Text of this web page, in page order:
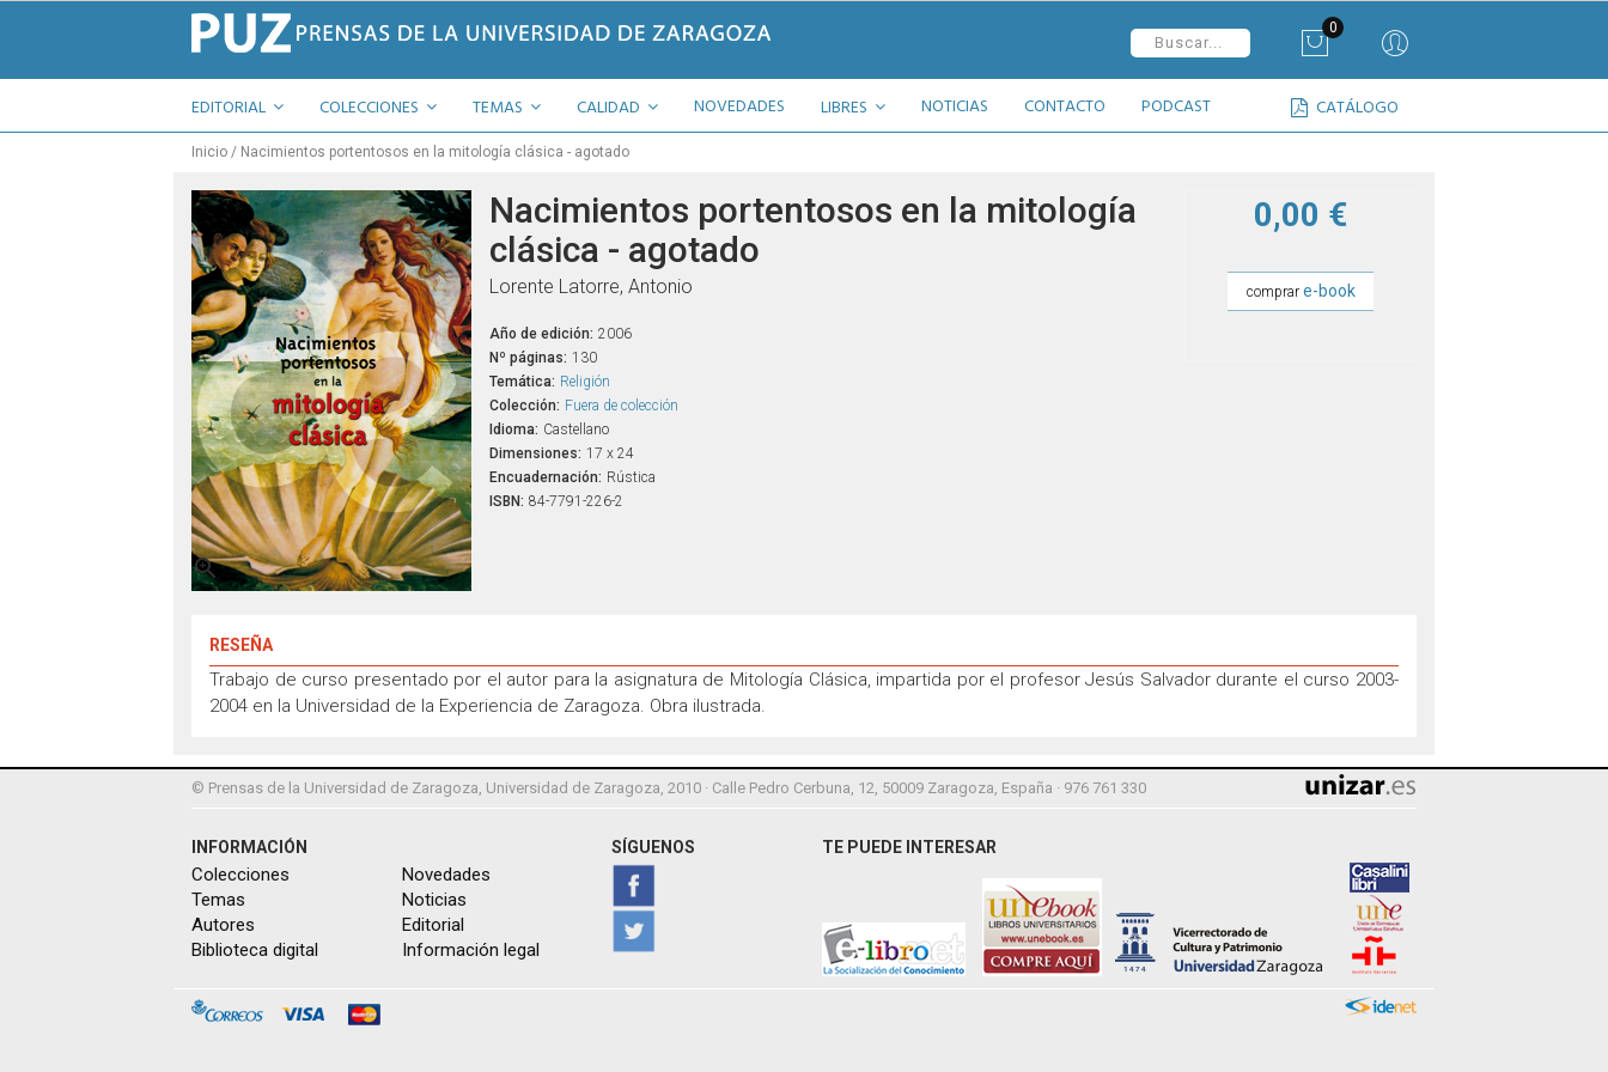
0
EDITORIAL COLECCIONES TEMAS CATÁLOGO
CALIDAD NOVEDADES LIBRES NOTICIAS CONTACTO PODCAST
Inicio Nacimientos portentosos en la mitología clásica - agotado

Nacimientos portentosos en la mitología
clásica - agotado
Lorente Latorre, Antonio
Año de edición: 2006
Nº páginas: 130
Temática: Religión
Colección: Fuera de colección
Idioma: Castellano
Dimensiones: 17 x 24
Encuadernación: Rústica
ISBN: 84-7791-226-2
0,00 €
comprar e-book
RESEÑA
Trabajo de curso presentado por el autor para la asignatura de Mitología Clásica, impartida por el profesor Jesús Salvador durante el curso 2003-
2004 en la Universidad de la Experiencia de Zaragoza. Obra ilustrada.
© Prensas de la Universidad de Zaragoza, Universidad de Zaragoza, 2010 · Calle Pedro Cerbuna, 12, 50009 Zaragoza, España · 976 761 330
INFORMACIÓN
Colecciones
Temas
Autores
Biblioteca digital
Novedades
Noticias
Editorial
Información legal
SÍGUENOS TE PUEDE INTERESAR